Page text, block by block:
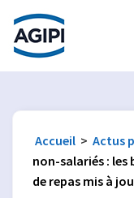
Accès au menu
Accès au contenu
Accueil > Actus
non-salariés : les
de repas mis à